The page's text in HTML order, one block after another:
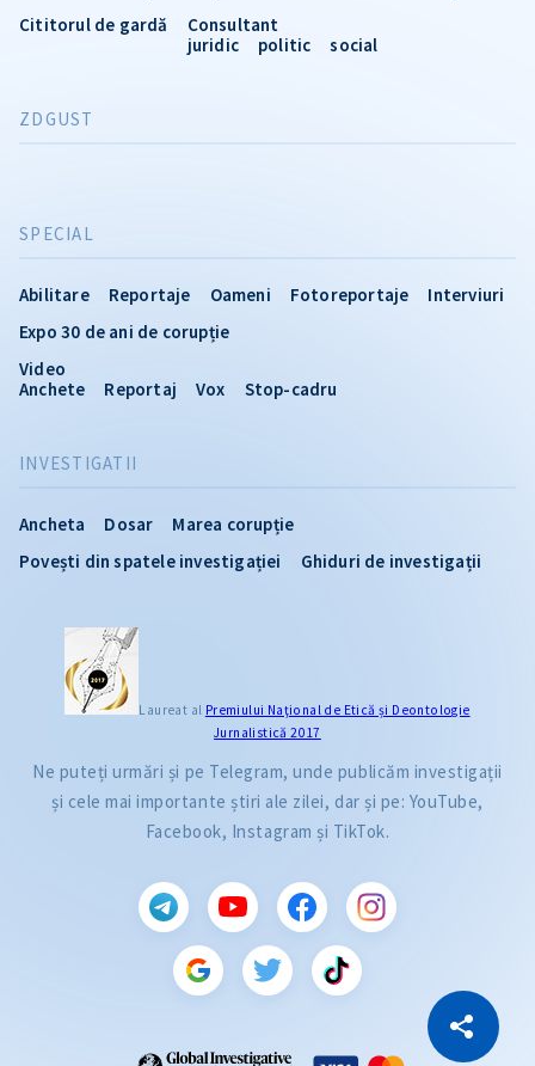
Copiază Link
INVESTIGATII
Ancheta Dosar
Marea corupție
Povești din spatele investigației
Ghiduri de investigații
SPECIAL
Abilitare Reportaje Oameni Fotoreportaje
Interviuri
Expo 30 de ani de corupție
Video
Anchete
Reportaj Vox Stop-cadru
Cititorul de gardă
Consultant
juridic
politic social
ZDGUST
Laureat al Premiului Naţional de Etică și Deontologie
Jurnalistică 2017
Ne puteți urmări și pe Telegram, unde publicăm investigații
și cele mai importante știri ale zilei, dar și pe: YouTube,
Facebook, Instagram și TikTok.